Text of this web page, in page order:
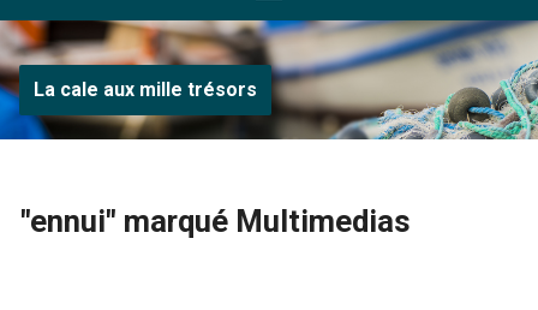
La cale aux mille trésors
"ennui" marqué Multimedias